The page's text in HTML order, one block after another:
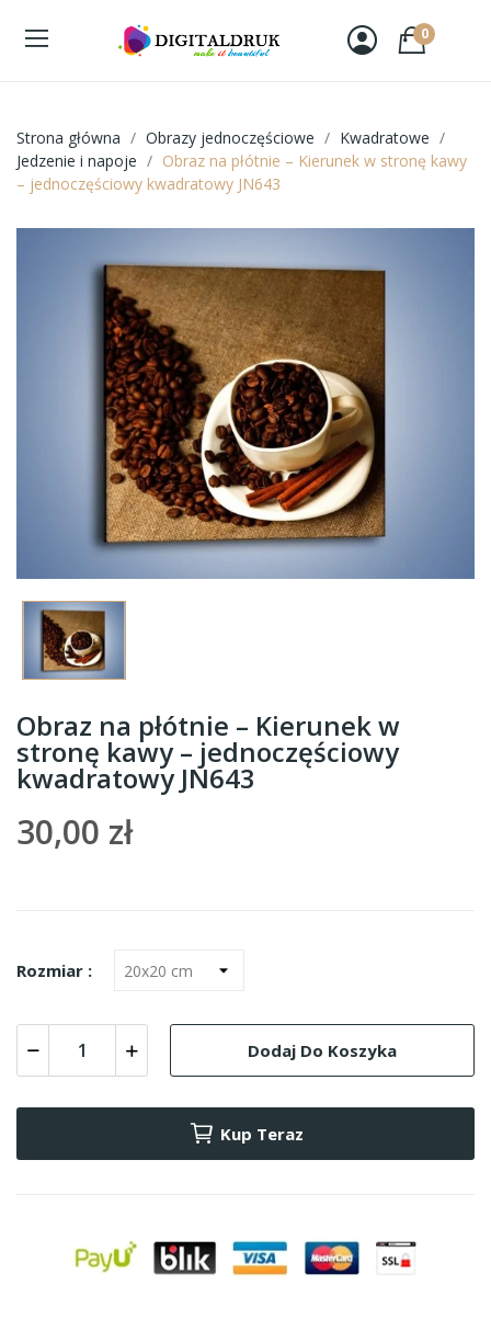
0
Strona główna Obrazy jednoczęściowe
Kwadratowe
Jedzenie i napoje
Obraz na płótnie – Kierunek w stronę kawy
– jednoczęściowy kwadratowy JN643
Obraz na płótnie – Kierunek w
stronę kawy – jednoczęściowy
kwadratowy JN643
30,00 zł
Rozmiar :
Dodaj Do Koszyka
Kup Teraz